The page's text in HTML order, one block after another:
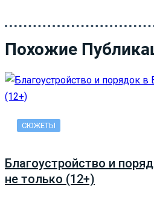
Похожие
СЮЖЕТЫ
Благоустройство и
не только (12+)